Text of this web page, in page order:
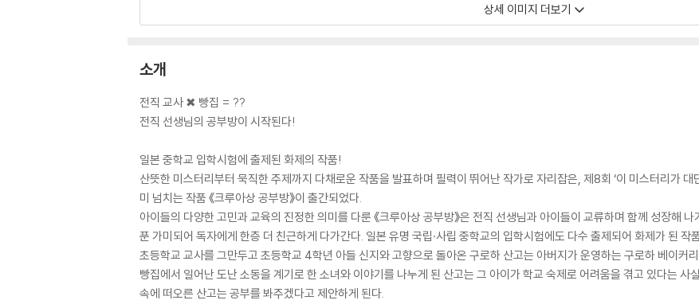
상세 이미지 더보기
소개
전직 교사 ✖ 빵집 = ??
전직 선생님의 공부방이 시작된다!
일본 중학교 입학시험에 출제된 화제의 작품!
산뜻한 미스터리부터 묵직한 주제까지 다채로운 작품을 발표하며 필력이 뛰어난 작가로 자리잡은, 제8회 ‘이 미스터리가
미 넘치는 작품 《크루아상 공부방》이 출간되었다.
아이들의 다양한 고민과 교육의 진정한 의미를 다룬 《크루아상 공부방》은 전직 선생님과 아이들이 교류하며 함께 성장해
푼 가미되어 독자에게 한층 더 친근하게 다가간다. 일본 유명 국립·사립 중학교의 입학시험에도 다수 출제되어 화제가 된 작
초등학교 교사를 그만두고 초등학교 4학년 아들 신지와 고향으로 돌아온 구로하 산고는 아버지가 운영하는 구로하 베이커
빵집에서 일어난 도난 소동을 계기로 한 소녀와 이야기를 나누게 된 산고는 그 아이가 학교 숙제로 어려움을 겪고 있다는 사
속에 떠오른 산고는 공부를 봐주겠다고 제안하게 된다.